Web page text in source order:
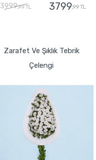
3999,99 TL 3799,99 TL
Zarafet Ve Şıklık Tebrik
Çelengi